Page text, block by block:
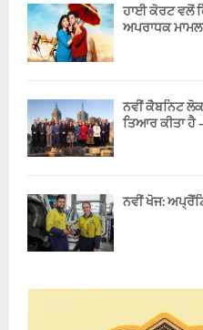
ਹਾਈ ਕੋਰਟ ਵਲੋਂ
ਅਪਰਾਧਕ
ਨਵੀਂ ਕੈਬਨਿਟ
ਤਿਆਰ ਕੀਤਾ ਹੈ
ਨਵੀਂ ਖੋਜ: